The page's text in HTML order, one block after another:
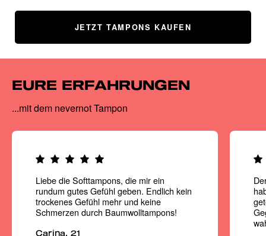
JETZT TAMPONS KAUFEN
EURE ERFAHRUNGEN
...mit dem nevernot Tampon
Liebe die Softtampons, die mir ein
rundum gutes Gefühl geben. Endlich kein
trockenes Gefühl mehr und keine
Schmerzen durch Baumwolltampons!
Carina, 21